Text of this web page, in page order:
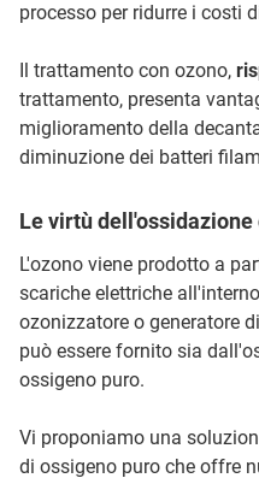
processo per ridurre i costi
Il trattamento con ozono,
trattamento, presenta
miglioramento della
diminuzione dei batteri
Le virtù dell'ossidazione
L'ozono viene prodotto a
scariche elettriche
ozonizzatore o generatore
può essere fornito sia
ossigeno puro.
Vi proponiamo una
di ossigeno puro che offre